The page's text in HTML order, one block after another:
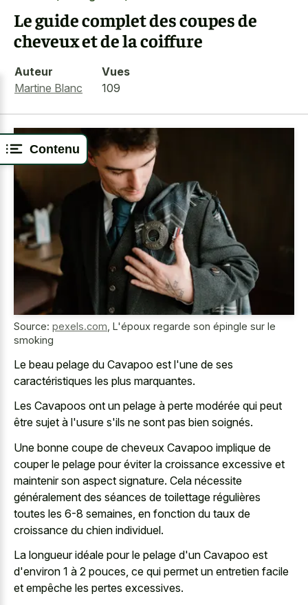
Contenu
Le guide complet des coupes de
cheveux et de la coiffure
Auteur
Martine Blanc
Vues
109
Source: pexels.com L'époux regarde son épingle sur le
smoking
Le beau pelage du Cavapoo est l'une de ses
caractéristiques les plus marquantes.
Les Cavapoos ont un pelage à perte modérée qui peut
être sujet à l'usure s'ils ne sont pas bien soignés.
Une bonne coupe de cheveux Cavapoo implique de
couper le pelage pour éviter la croissance excessive et
maintenir son aspect signature. Cela nécessite
généralement des séances de toilettage régulières
toutes les 6-8 semaines, en fonction du taux de
croissance du chien individuel.
La longueur idéale pour le pelage d'un Cavapoo est
d'environ 1 à 2 pouces, ce qui permet un entretien facile
et empêche les pertes excessives.